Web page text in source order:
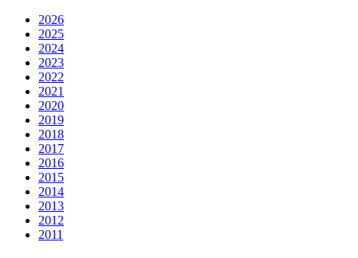
2026
2025
2024
2023
2022
2021
2020
2019
2018
2017
2016
2015
2014
2013
2012
2011